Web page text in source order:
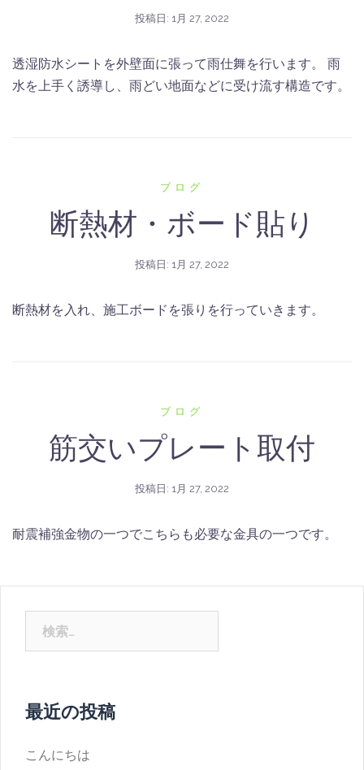
投稿日: 1月 27, 2022
透湿防水シートを外壁面に張って雨仕舞を行います。 雨
水を上手く誘導し、雨どい地面などに受け流す構造です。
ブログ
断熱材・ボード貼り
投稿日: 1月 27, 2022
断熱材を入れ、施工ボードを張りを行っていきます。
ブログ
筋交いプレート取付
投稿日: 1月 27, 2022
耐震補強金物の一つでこちらも必要な金具の一つです。
最近の投稿
こんにちは